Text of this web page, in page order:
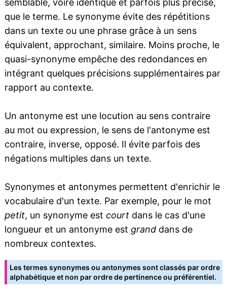
semblable, voire identique et parfois plus précise,
que le terme. Le synonyme évite des répétitions
dans un texte ou une phrase grâce à un sens
équivalent, approchant, similaire. Moins proche, le
quasi-synonyme empêche des redondances en
intégrant quelques précisions supplémentaires par
rapport au contexte.
Un antonyme est une locution au sens contraire
au mot ou expression, le sens de l'antonyme est
contraire, inverse, opposé. Il évite parfois des
négations multiples dans un texte.
Synonymes et antonymes permettent d'enrichir le
vocabulaire d'un texte. Par exemple, pour le mot
petit, un synonyme est courtdans le cas d'une
longueur et un antonyme est granddans de
nombreux contextes.
Les termes synonymes ou antonymes sont classés par ordre
alphabétique et non par ordre de pertinence ou préférentiel.